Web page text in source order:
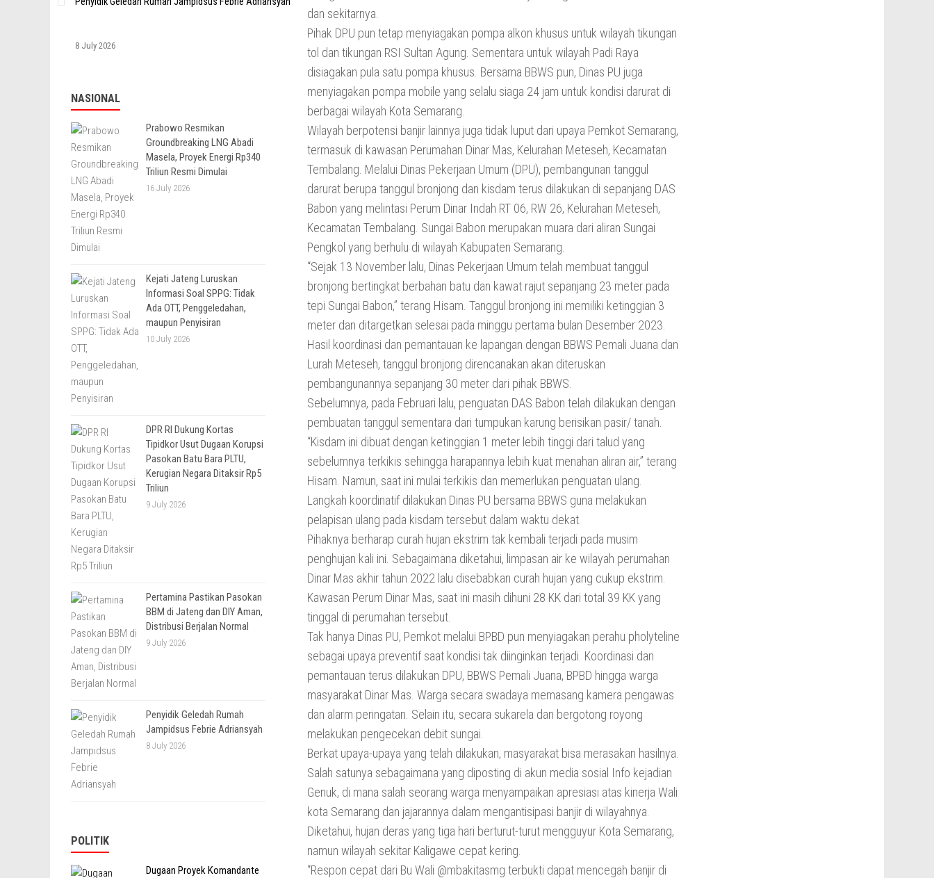
dan sekitarnya.
Pihak DPU pun tetap menyiagakan pompa alkon khusus untuk wilayah tikungan
tol dan tikungan RSI Sultan Agung. Sementara untuk wilayah Padi Raya
disiagakan pula satu pompa khusus. Bersama BBWS pun, Dinas PU juga
menyiagakan pompa mobile yang selalu siaga 24 jam untuk kondisi darurat di
berbagai wilayah Kota Semarang.
Wilayah berpotensi banjir lainnya juga tidak luput dari upaya Pemkot Semarang,
termasuk di kawasan Perumahan Dinar Mas, Kelurahan Meteseh, Kecamatan
Tembalang. Melalui Dinas Pekerjaan Umum (DPU), pembangunan tanggul
darurat berupa tanggul bronjong dan kisdam terus dilakukan di sepanjang DAS
Babon yang melintasi Perum Dinar Indah RT 06, RW 26, Kelurahan Meteseh,
Kecamatan Tembalang. Sungai Babon merupakan muara dari aliran Sungai
Pengkol yang berhulu di wilayah Kabupaten Semarang.
“Sejak 13 November lalu, Dinas Pekerjaan Umum telah membuat tanggul
bronjong bertingkat berbahan batu dan kawat rajut sepanjang 23 meter pada
tepi Sungai Babon,” terang Hisam. Tanggul bronjong ini memiliki ketinggian 3
meter dan ditargetkan selesai pada minggu pertama bulan Desember 2023.
Hasil koordinasi dan pemantauan ke lapangan dengan BBWS Pemali Juana dan
Lurah Meteseh, tanggul bronjong direncanakan akan diteruskan
pembangunannya sepanjang 30 meter dari pihak BBWS.
Sebelumnya, pada Februari lalu, penguatan DAS Babon telah dilakukan dengan
pembuatan tanggul sementara dari tumpukan karung berisikan pasir/ tanah.
“Kisdam ini dibuat dengan ketinggian 1 meter lebih tinggi dari talud yang
sebelumnya terkikis sehingga harapannya lebih kuat menahan aliran air,” terang
Hisam. Namun, saat ini mulai terkikis dan memerlukan penguatan ulang.
Langkah koordinatif dilakukan Dinas PU bersama BBWS guna melakukan
pelapisan ulang pada kisdam tersebut dalam waktu dekat.
Pihaknya berharap curah hujan ekstrim tak kembali terjadi pada musim
penghujan kali ini. Sebagaimana diketahui, limpasan air ke wilayah perumahan
Dinar Mas akhir tahun 2022 lalu disebabkan curah hujan yang cukup ekstrim.
Kawasan Perum Dinar Mas, saat ini masih dihuni 28 KK dari total 39 KK yang
tinggal di perumahan tersebut.
Tak hanya Dinas PU, Pemkot melalui BPBD pun menyiagakan perahu pholyteline
sebagai upaya preventif saat kondisi tak diinginkan terjadi. Koordinasi dan
pemantauan terus dilakukan DPU, BBWS Pemali Juana, BPBD hingga warga
masyarakat Dinar Mas. Warga secara swadaya memasang kamera pengawas
dan alarm peringatan. Selain itu, secara sukarela dan bergotong royong
melakukan pengecekan debit sungai.
Berkat upaya-upaya yang telah dilakukan, masyarakat bisa merasakan hasilnya.
Salah satunya sebagaimana yang diposting di akun media sosial Info kejadian
Genuk, di mana salah seorang warga menyampaikan apresiasi atas kinerja Wali
kota Semarang dan jajarannya dalam mengantisipasi banjir di wilayahnya.
Diketahui, hujan deras yang tiga hari berturut-turut mengguyur Kota Semarang,
namun wilayah sekitar Kaligawe cepat kering.
“Respon cepat dari Bu Wali @mbakitasmg terbukti dapat mencegah banjir di
8 July 2026
NASIONAL
Prabowo Resmikan
Groundbreaking LNG Abadi
Masela, Proyek Energi Rp340
Triliun Resmi Dimulai
16 July 2026
Kejati Jateng Luruskan
Informasi Soal SPPG: Tidak
Ada OTT, Penggeledahan,
maupun Penyisiran
10 July 2026
DPR RI Dukung Kortas
Tipidkor Usut Dugaan Korupsi
Pasokan Batu Bara PLTU,
Kerugian Negara Ditaksir Rp5
Triliun
9 July 2026
Pertamina Pastikan Pasokan
BBM di Jateng dan DIY Aman,
Distribusi Berjalan Normal
9 July 2026
Penyidik Geledah Rumah
Jampidsus Febrie Adriansyah
8 July 2026
POLITIK
Dugaan Proyek Komandante